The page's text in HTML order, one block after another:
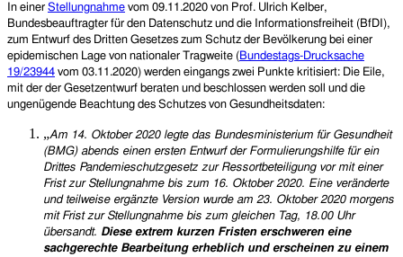
im
Rahmen
einer
Patientenverfügung
Gedanken
dazu
zu
machen,
ob
sie
im
Falle
einer
schweren
Erkrankung
In einer Stellungnahme vom 09.11.2020 von Prof. Ulrich Kelber,
Bundesbeauftragter für den Datenschutz und die Informationsfreiheit (BfDI),
zum Entwurf des Dritten Gesetzes zum Schutz der Bevölkerung bei einer
epidemischen Lage von nationaler Tragweite (Bundestags-Drucksache
19/23944 vom 03.11.2020) werden eingangs zwei Punkte kritisiert: Die Eile,
mit der der Gesetzentwurf beraten und beschlossen werden soll und die
ungenügende Beachtung des Schutzes von Gesundheitsdaten:
„Am 14. Oktober 2020 legte das Bundesministerium für Gesundheit
(BMG) abends einen ersten Entwurf der Formulierungshilfe für ein
Drittes Pandemieschutzgesetz zur Ressortbeteiligung vor mit einer
Frist zur Stellungnahme bis zum 16. Oktober 2020. Eine veränderte
und teilweise ergänzte Version wurde am 23. Oktober 2020 morgens
mit Frist zur Stellungnahme bis zum gleichen Tag, 18.00 Uhr
übersandt. Diese extrem kurzen Fristen erschweren eine
sachgerechte Bearbeitung erheblich und erscheinen zu einem